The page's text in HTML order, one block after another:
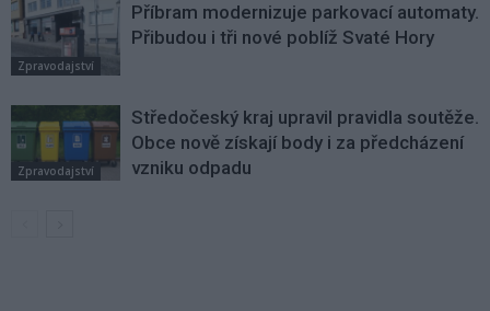
Zpravodajství
Příbram modernizuje parkovací automaty.
Přibudou i tři nové poblíž Svaté Hory
Zpravodajství
Středočeský kraj upravil pravidla soutěže.
Obce nově získají body i za předcházení
vzniku odpadu